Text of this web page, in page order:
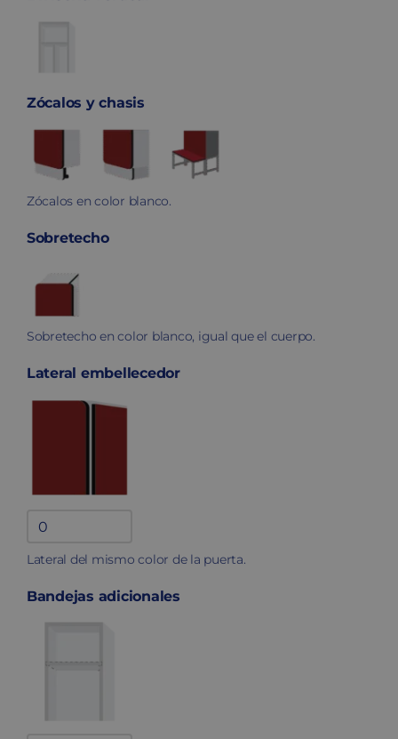
Zócalos y chasis
Zócalos en color blanco.
Sobretecho
Sobretecho en color blanco, igual que el cuerpo.
Lateral embellecedor
Lateral
fenólico
Lateral del mismo color de la puerta.
Bandejas adicionales